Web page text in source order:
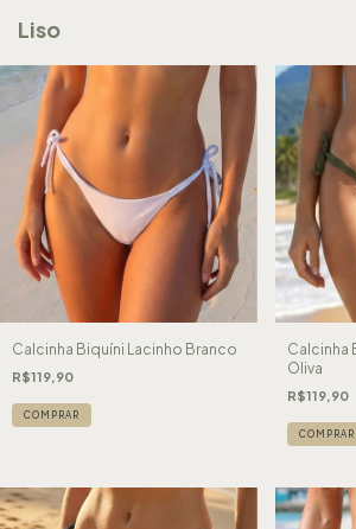
Liso
Calcinha Biquíni Lacinho Branco
R$119,90
COMPRAR
Calcinha
Oliva
R$119,90
COMPRAR